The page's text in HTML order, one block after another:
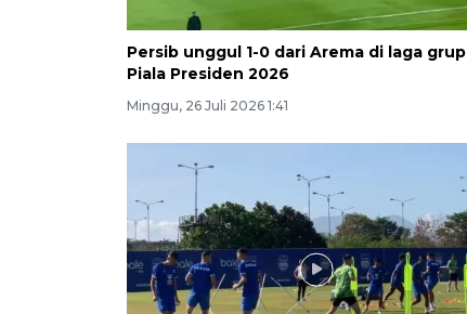
Persib unggul 1-0 dari Arema di laga grup
Piala Presiden 2026
Minggu, 26 Juli 2026 1:41